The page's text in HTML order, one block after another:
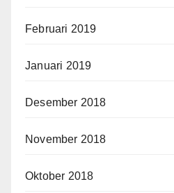
Februari 2019
Januari 2019
Desember 2018
November 2018
Oktober 2018